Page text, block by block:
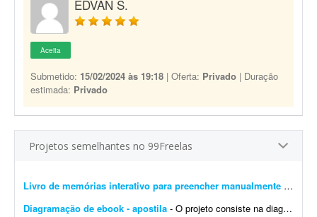
EDVAN S.
Aceita
Submetido: 15/02/2024 às 19:18 | Oferta: Privado | Duração
estimada: Privado
Projetos semelhantes no 99Freelas
Livro de memórias interativo para preencher manualmente
Diagramação de ebook - apostila - O projeto consiste na diagramação de um ebook/livro digital (apostila) * Estimativa de páginas: Entre 30 e 50 páginas (máximo). * Referências visuais: Ser...